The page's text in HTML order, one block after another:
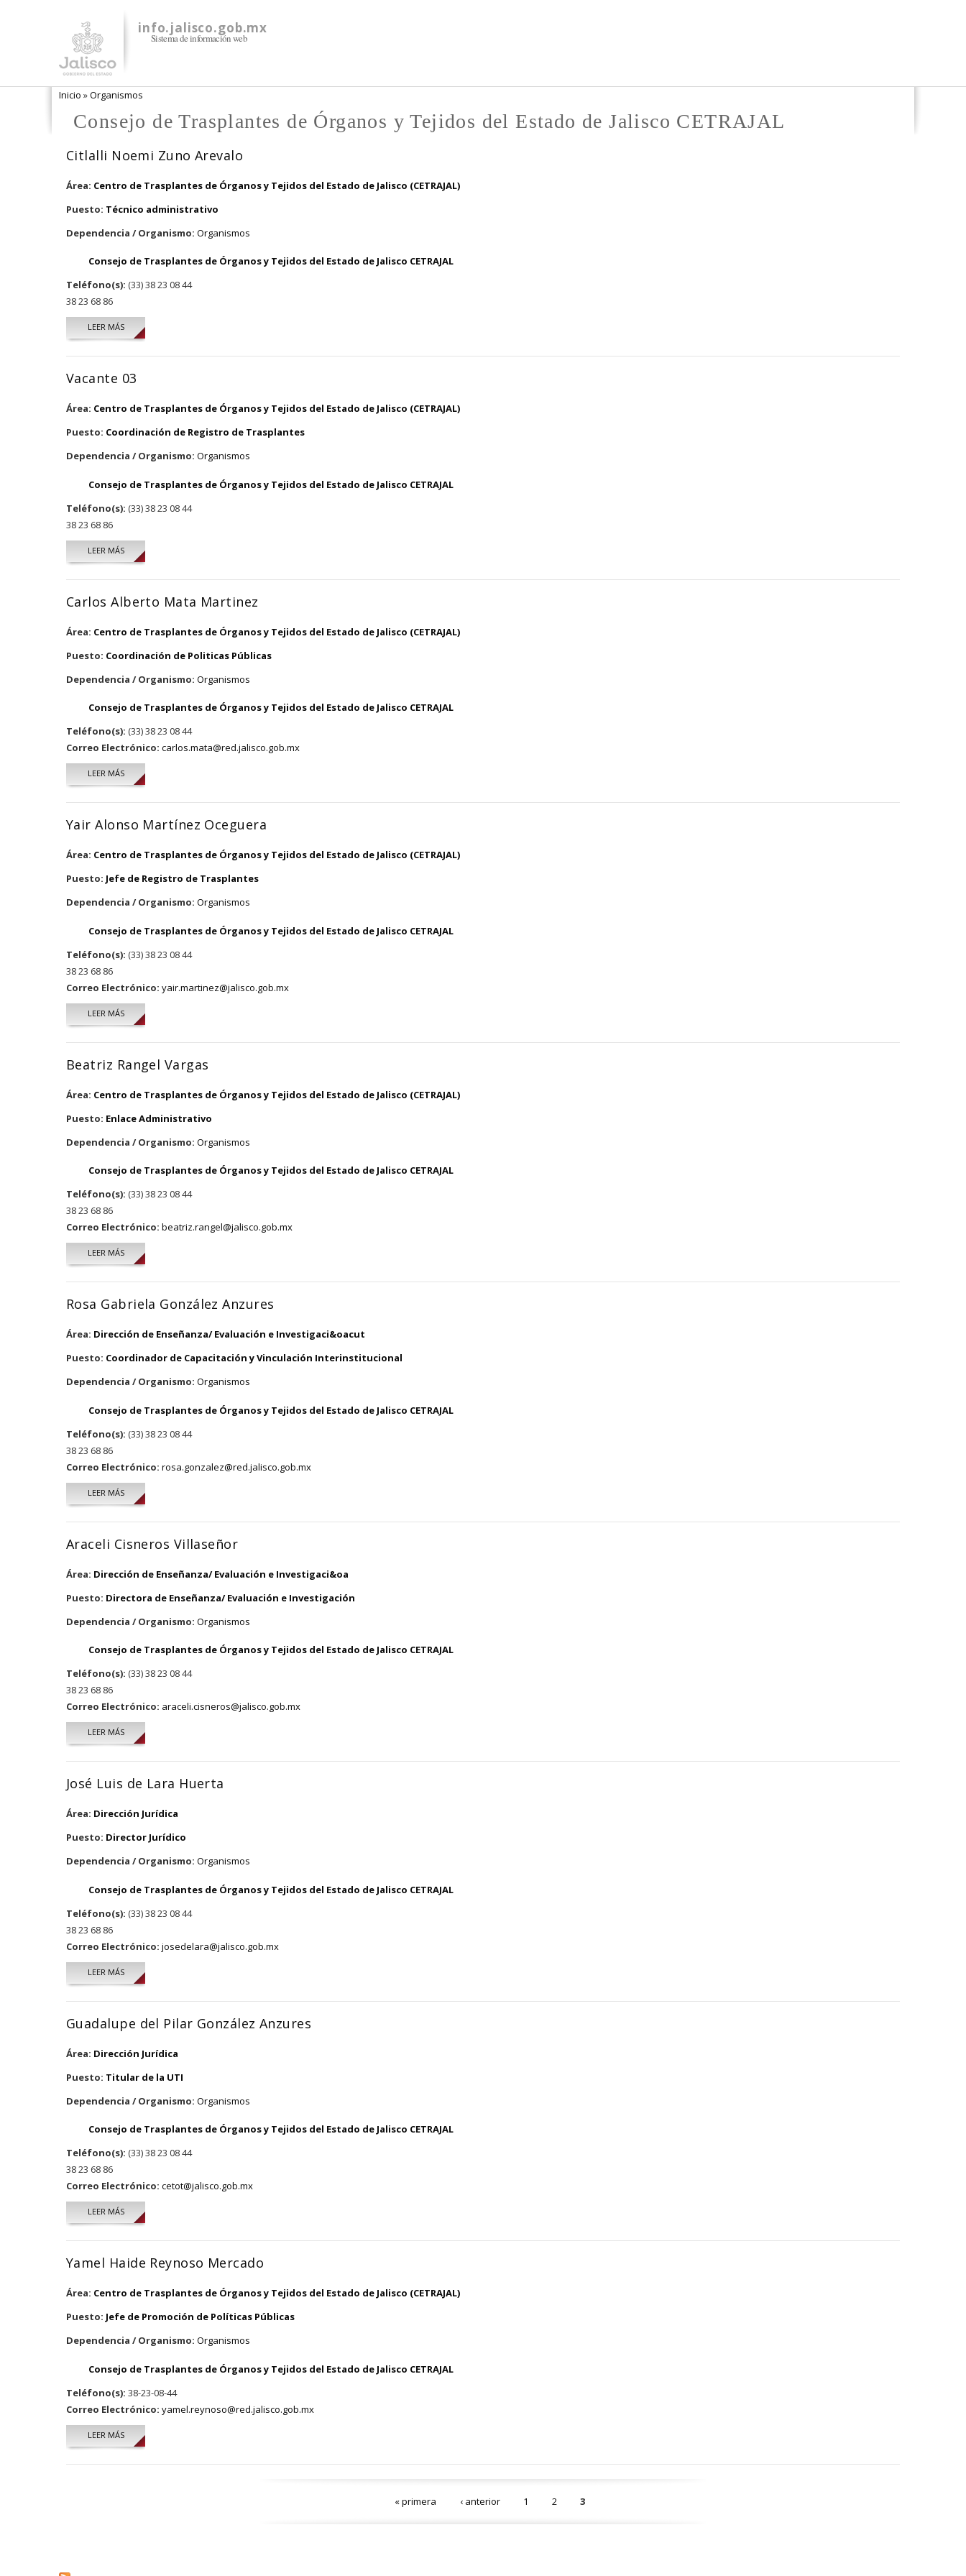
info.jalisco.gob.mx
Sistema de información web
Se encuentra usted aquí
Inicio »Organismos
Consejo de Trasplantes de Órganos y Tejidos del Estado de Jalisco CETRAJAL
Citlalli Noemi Zuno Arevalo
Área: Centro de Trasplantes de Órganos y Tejidos del Estado de Jalisco (CETRAJAL)
Puesto: Técnico administrativo
Dependencia / Organismo: Organismos
Consejo de Trasplantes de Órganos y Tejidos del Estado de Jalisco CETRAJAL
Teléfono(s): (33) 38 23 08 44
38 23 68 86
LEER MÁSSOBRE CITLALLI NOEMI ZUNO AREVALO
Vacante 03
Área: Centro de Trasplantes de Órganos y Tejidos del Estado de Jalisco (CETRAJAL)
Puesto: Coordinación de Registro de Trasplantes
Dependencia / Organismo: Organismos
Consejo de Trasplantes de Órganos y Tejidos del Estado de Jalisco CETRAJAL
Teléfono(s): (33) 38 23 08 44
38 23 68 86
LEER MÁSSOBRE VACANTE 03
Carlos Alberto Mata Martinez
Área: Centro de Trasplantes de Órganos y Tejidos del Estado de Jalisco (CETRAJAL)
Puesto: Coordinación de Politicas Públicas
Dependencia / Organismo: Organismos
Consejo de Trasplantes de Órganos y Tejidos del Estado de Jalisco CETRAJAL
Teléfono(s): (33) 38 23 08 44
Correo Electrónico: carlos.mata@red.jalisco.gob.mx
LEER MÁSSOBRE CARLOS ALBERTO MATA MARTINEZ
Yair Alonso Martínez Oceguera
Área: Centro de Trasplantes de Órganos y Tejidos del Estado de Jalisco (CETRAJAL)
Puesto: Jefe de Registro de Trasplantes
Dependencia / Organismo: Organismos
Consejo de Trasplantes de Órganos y Tejidos del Estado de Jalisco CETRAJAL
Teléfono(s): (33) 38 23 08 44
38 23 68 86
Correo Electrónico: yair.martinez@jalisco.gob.mx
LEER MÁSSOBRE YAIR ALONSO MARTÍNEZ OCEGUERA
Beatriz Rangel Vargas
Área: Centro de Trasplantes de Órganos y Tejidos del Estado de Jalisco (CETRAJAL)
Puesto: Enlace Administrativo
Dependencia / Organismo: Organismos
Consejo de Trasplantes de Órganos y Tejidos del Estado de Jalisco CETRAJAL
Teléfono(s): (33) 38 23 08 44
38 23 68 86
Correo Electrónico: beatriz.rangel@jalisco.gob.mx
LEER MÁSSOBRE BEATRIZ RANGEL VARGAS
Rosa Gabriela González Anzures
Área: Dirección de Enseñanza/ Evaluación e Investigaci&oacut
Puesto: Coordinador de Capacitación y Vinculación Interinstitucional
Dependencia / Organismo: Organismos
Consejo de Trasplantes de Órganos y Tejidos del Estado de Jalisco CETRAJAL
Teléfono(s): (33) 38 23 08 44
38 23 68 86
Correo Electrónico: rosa.gonzalez@red.jalisco.gob.mx
LEER MÁSSOBRE ROSA GABRIELA GONZÁLEZ ANZURES
Araceli Cisneros Villaseñor
Área: Dirección de Enseñanza/ Evaluación e Investigaci&oa
Puesto: Directora de Enseñanza/ Evaluación e Investigación
Dependencia / Organismo: Organismos
Consejo de Trasplantes de Órganos y Tejidos del Estado de Jalisco CETRAJAL
Teléfono(s): (33) 38 23 08 44
38 23 68 86
Correo Electrónico: araceli.cisneros@jalisco.gob.mx
LEER MÁSSOBRE ARACELI CISNEROS VILLASEÑOR
José Luis de Lara Huerta
Área: Dirección Jurídica
Puesto: Director Jurídico
Dependencia / Organismo: Organismos
Consejo de Trasplantes de Órganos y Tejidos del Estado de Jalisco CETRAJAL
Teléfono(s): (33) 38 23 08 44
38 23 68 86
Correo Electrónico: josedelara@jalisco.gob.mx
LEER MÁSSOBRE JOSÉ LUIS DE LARA HUERTA
Guadalupe del Pilar González Anzures
Área: Dirección Jurídica
Puesto: Titular de la UTI
Dependencia / Organismo: Organismos
Consejo de Trasplantes de Órganos y Tejidos del Estado de Jalisco CETRAJAL
Teléfono(s): (33) 38 23 08 44
38 23 68 86
Correo Electrónico: cetot@jalisco.gob.mx
LEER MÁSSOBRE GUADALUPE DEL PILAR GONZÁLEZ ANZURES
Yamel Haide Reynoso Mercado
Área: Centro de Trasplantes de Órganos y Tejidos del Estado de Jalisco (CETRAJAL)
Puesto: Jefe de Promoción de Políticas Públicas
Dependencia / Organismo: Organismos
Consejo de Trasplantes de Órganos y Tejidos del Estado de Jalisco CETRAJAL
Teléfono(s): 38-23-08-44
Correo Electrónico: yamel.reynoso@red.jalisco.gob.mx
LEER MÁSSOBRE YAMEL HAIDE REYNOSO MERCADO
« primera ‹ anterior 1 2 3